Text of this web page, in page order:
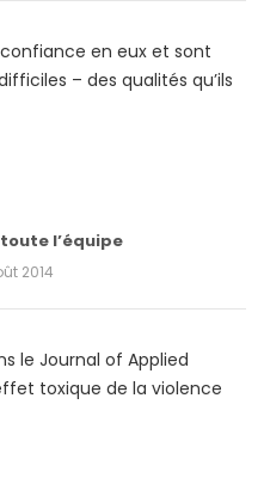
en eux et sont
– des qualités qu’ils
l’équipe
2014
le Journal of Applied
toxique de la violence